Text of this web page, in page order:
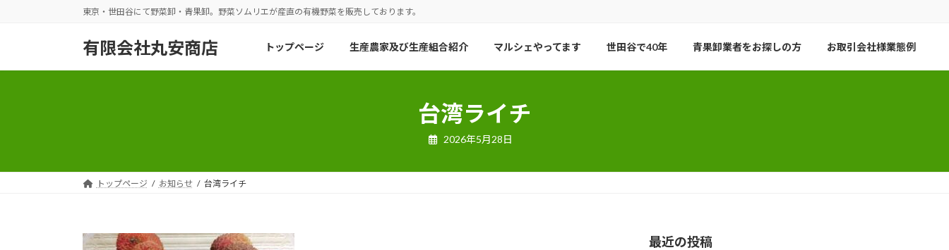
東京・世田谷にて野菜卸・青果卸。野菜ソムリエが産直の有機野菜を販売しております。
有限会社丸安商店 トップページ 生産農家及び生産組合紹介 マルシェやってます 世田谷で40年 青果卸業者をお探しの方 お取引会社様業態例
台湾ライチ
2026年5月28日
トップページ お知らせ 台湾ライチ
最近の投稿